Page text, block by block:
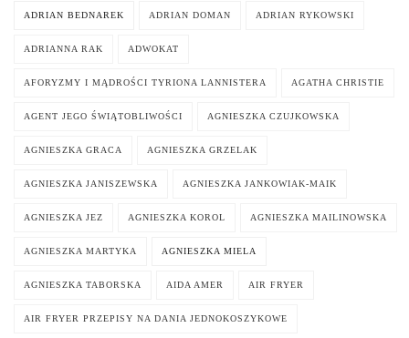
ADRIAN BEDNAREK ADRIAN DOMAN ADRIAN RYKOWSKI
ADRIANNA RAK ADWOKAT
AFORYZMY I MĄDROŚCI TYRIONA LANNISTERA AGATHA CHRISTIE
AGENT JEGO ŚWIĄTOBLIWOŚCI AGNIESZKA CZUJKOWSKA
AGNIESZKA GRACA AGNIESZKA GRZELAK
AGNIESZKA JANISZEWSKA AGNIESZKA JANKOWIAK-MAIK
AGNIESZKA JEZ AGNIESZKA KOROL AGNIESZKA MAILINOWSKA
AGNIESZKA MARTYKA AGNIESZKA MIELA
AGNIESZKA TABORSKA AIDA AMER AIR FRYER
AIR FRYER PRZEPISY NA DANIA JEDNOKOSZYKOWE